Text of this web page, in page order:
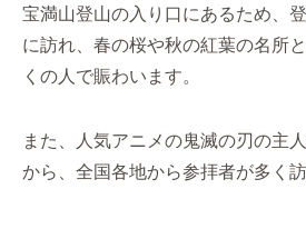
宝満山登山の入り口にあるため、
に訪れ、春の桜や秋の紅葉の名所
くの人で賑わいます。
また、人気アニメの鬼滅の刃の主
から、全国各地から参拝者が多く訪